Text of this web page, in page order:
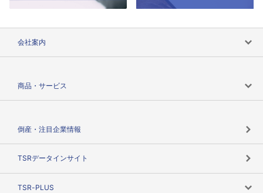
会社案内
商品・サービス
倒産・注目企業情報
TSRデータインサイト
TSR-PLUS